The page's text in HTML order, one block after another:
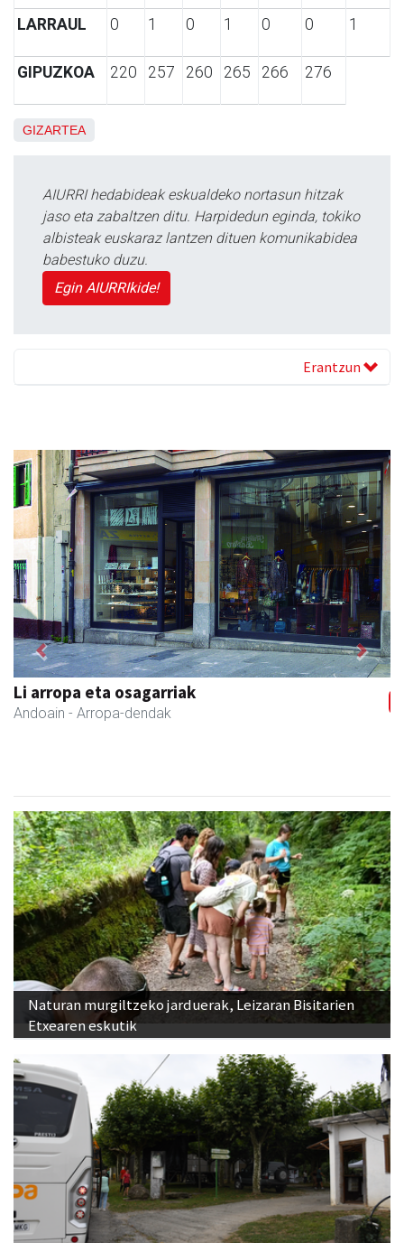
LARRAUL 0 1 0 1 0 0 1
GIPUZKOA 220 257 260 265 266 276
GIZARTEA
AIURRI hedabideak eskualdeko nortasun hitzak
jaso eta zabaltzen ditu. Harpidedun eginda, tokiko
albisteak euskaraz lantzen dituen komunikabidea
babestuko duzu.
Egin AIURRIkide!
Erantzun
Li arropa eta osagarriak
Andoain - Arropa-dendak
Previous Next
Naturan murgiltzeko jarduerak, Leizaran Bisitarien
Etxearen eskutik